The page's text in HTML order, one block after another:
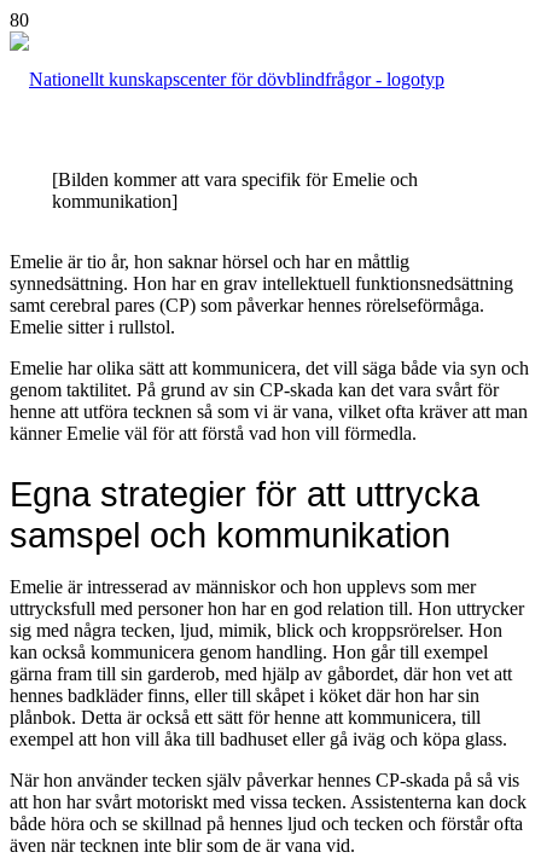
[Bilden kommer att vara specifik för Emelie och
kommunikation]
Emelie är tio år, hon saknar hörsel och har en måttlig
synnedsättning. Hon har en grav intellektuell funktionsnedsättning
samt cerebral pares (CP) som påverkar hennes rörelseförmåga.
Emelie sitter i rullstol.
Emelie har olika sätt att kommunicera, det vill säga både via syn och
genom taktilitet. På grund av sin CP-skada kan det vara svårt för
henne att utföra tecknen så som vi är vana, vilket ofta kräver att man
känner Emelie väl för att förstå vad hon vill förmedla.
Egna strategier för att uttrycka
samspel och kommunikation
Emelie är intresserad av människor och hon upplevs som mer
uttrycksfull med personer hon har en god relation till. Hon uttrycker
sig med några tecken, ljud, mimik, blick och kroppsrörelser. Hon
kan också kommunicera genom handling. Hon går till exempel
gärna fram till sin garderob, med hjälp av gåbordet, där hon vet att
hennes badkläder finns, eller till skåpet i köket där hon har sin
plånbok. Detta är också ett sätt för henne att kommunicera, till
exempel att hon vill åka till badhuset eller gå iväg och köpa glass.
När hon använder tecken själv påverkar hennes CP-skada på så vis
att hon har svårt motoriskt med vissa tecken. Assistenterna kan dock
både höra och se skillnad på hennes ljud och tecken och förstår ofta
även när tecknen inte blir som de är vana vid.